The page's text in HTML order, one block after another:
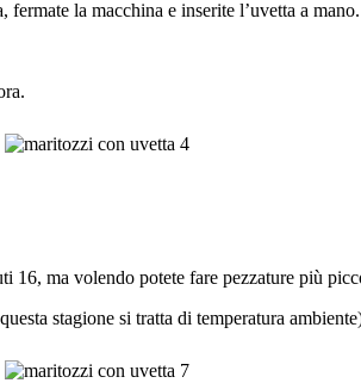
la macchina e inserite l’uvetta a mano.
ma volendo potete fare pezzature più
stagione si tratta di temperatura